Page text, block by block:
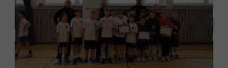
kibiców-rodziców
. Wasz doping był słyszalny
w całej hali, a pomoc w organizacji wyjazdu była
nieoceniona. Dziękujemy, że jesteście z nami!
Wyjazd i start w turnieju nie byłby możliwy bez
wsparcia naszych partnerów i sponsorów,
którym składamy serdeczne podziękowania: